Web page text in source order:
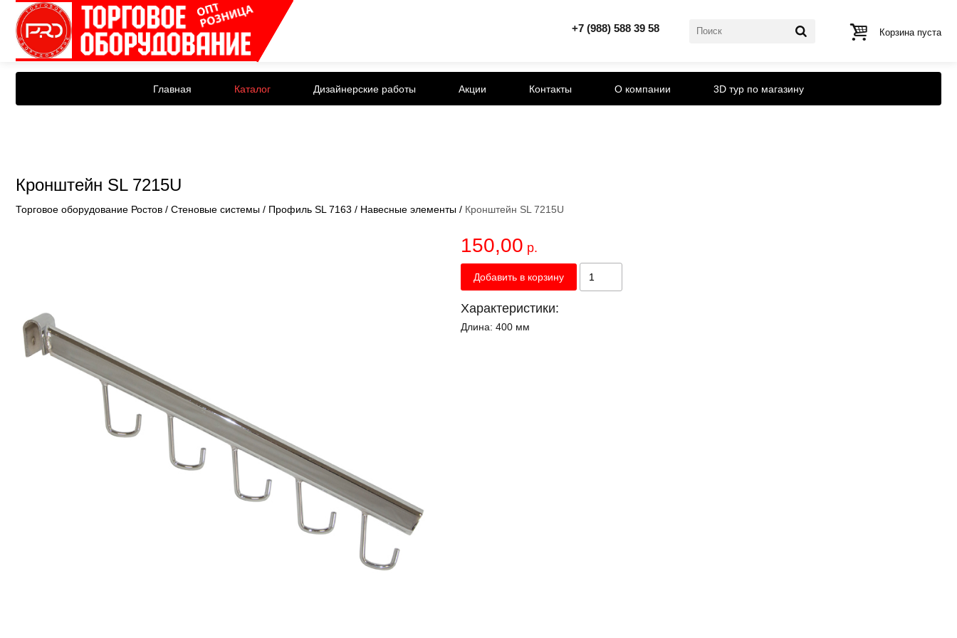
Корзина пуста
+7 (988) 588 39 58
Главная Каталог Дизайнерские работы Акции Контакты О компании 3D тур по магазину
Кронштейн SL 7215U
Торговое оборудование Ростов / Стеновые системы / Профиль SL 7163 / Навесные элементы / Кронштейн SL 7215U
150,00 р.
Добавить в корзину
Характеристики:
Длина: 400 мм